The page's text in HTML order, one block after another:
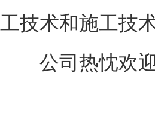
工技术和施工技
公司热忱欢迎